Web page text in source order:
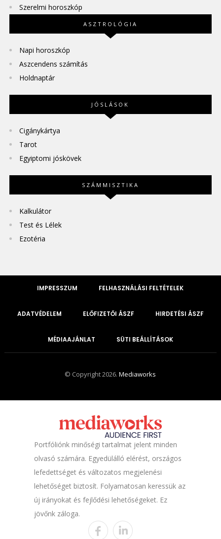
Szerelmi horoszkóp
ASZTROLÓGIA
Napi horoszkóp
Aszcendens számítás
Holdnaptár
JÓSLÁSOK
Cigánykártya
Tarot
Egyiptomi jóskövek
SZÁMMISZTIKA
Kalkulátor
Test és Lélek
Ezotéria
IMPRESSZUM FELHASZNÁLÁSI FELTÉTELEK
ADATVÉDELEM ELŐFIZETŐI ÁSZF HIRDETÉSI ÁSZF
MÉDIAAJÁNLAT SÜTI BEÁLLÍTÁSOK
© Copyright 2026.Mediaworks
Portfóliónk minőségi tartalmat jelent minden
olvasó számára. Egyedülálló elérést, országos
lefedettséget és változatos megjelenési
lehetőséget biztosít. Folyamatosan keressük az
új irányokat és fejlődési lehetőségeket. Ez
jövőnk záloga.